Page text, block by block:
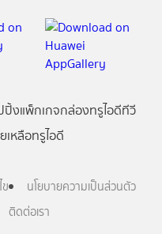
ปิ้งแพ็กเกจกล่องทรูไอดีทีวี
เหลือทรูไอดี
นโยบายความเป็นส่วนตัว
ติดต่อเรา